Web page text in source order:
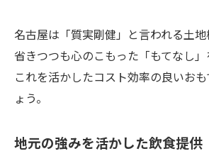
名古屋は「質実剛健」と言われる土
省きつつも心のこもった「もてなし」
これを活かしたコスト効率の良いお
ょう。
地元の強みを活かした飲食提供